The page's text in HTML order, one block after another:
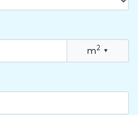
m2 ▾